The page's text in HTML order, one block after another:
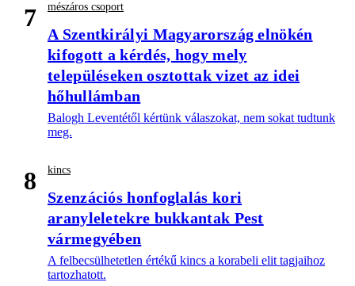
7 mészáros csoport
A Szentkirályi Magyarország elnökén
kifogott a kérdés, hogy mely
településeken osztottak vizet az idei
hőhullámban
Balogh Leventétől kértünk válaszokat, nem sokat tudtunk
meg.
8 kincs
Szenzációs honfoglalás kori
aranyleletekre bukkantak Pest
vármegyében
A felbecsülhetetlen értékű kincs a korabeli elit tagjaihoz
tartozhatott.